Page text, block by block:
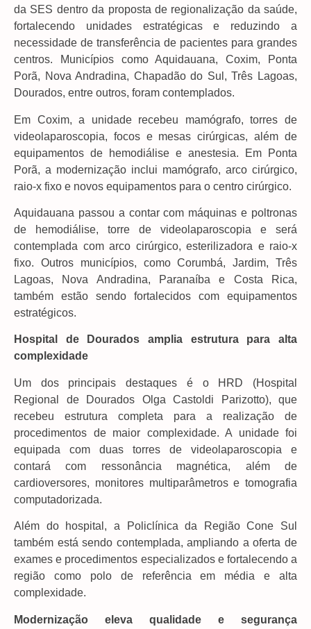
da SES dentro da proposta de regionalização da saúde,
fortalecendo unidades estratégicas e reduzindo a
necessidade de transferência de pacientes para grandes
centros. Municípios como Aquidauana, Coxim, Ponta
Porã, Nova Andradina, Chapadão do Sul, Três Lagoas,
Dourados, entre outros, foram contemplados.
Em Coxim, a unidade recebeu mamógrafo, torres de
videolaparoscopia, focos e mesas cirúrgicas, além de
equipamentos de hemodiálise e anestesia. Em Ponta
Porã, a modernização inclui mamógrafo, arco cirúrgico,
raio-x fixo e novos equipamentos para o centro cirúrgico.
Aquidauana passou a contar com máquinas e poltronas
de hemodiálise, torre de videolaparoscopia e será
contemplada com arco cirúrgico, esterilizadora e raio-x
fixo. Outros municípios, como Corumbá, Jardim, Três
Lagoas, Nova Andradina, Paranaíba e Costa Rica,
também estão sendo fortalecidos com equipamentos
estratégicos.
Hospital de Dourados amplia estrutura para alta
complexidade
Um dos principais destaques é o HRD (Hospital
Regional de Dourados Olga Castoldi Parizotto), que
recebeu estrutura completa para a realização de
procedimentos de maior complexidade. A unidade foi
equipada com duas torres de videolaparoscopia e
contará com ressonância magnética, além de
cardioversores, monitores multiparâmetros e tomografia
computadorizada.
Além do hospital, a Policlínica da Região Cone Sul
também está sendo contemplada, ampliando a oferta de
exames e procedimentos especializados e fortalecendo a
região como polo de referência em média e alta
complexidade.
Modernização eleva qualidade e segurança